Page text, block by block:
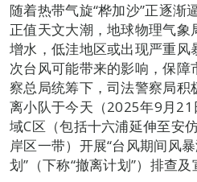
随着热带气旋“桦加沙”正逐渐
正值天文大潮，地球物理气
增水，低洼地区或出现严重风
次台风可能带来的影响，保
察总局统筹下，司法警察局
离小队于今天（2025年9月
域C区（包括十六浦延伸至安
岸区一带）开展“台风期间风
划”（下称“撤离计划”）排查及